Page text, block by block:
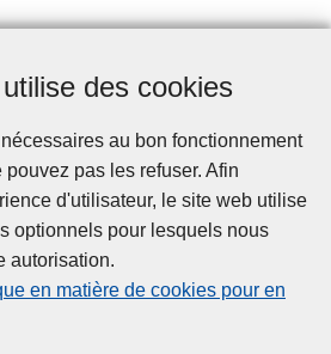
des cookies
au bon fonctionnement
pas les refuser. Afin
d'utilisateur, le site web utilise
optionnels pour lesquels nous
autorisation.
en matière de cookies pour en
Statistiques